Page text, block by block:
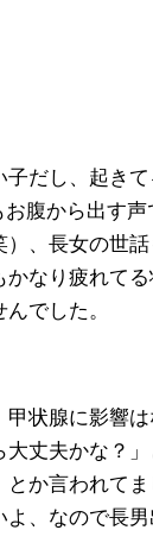
子だし、起き
腹から出す声
）、長女の世
かなり疲れて
でした。
甲状腺に影響
大丈夫かな？
とか言われて
よ、なので長